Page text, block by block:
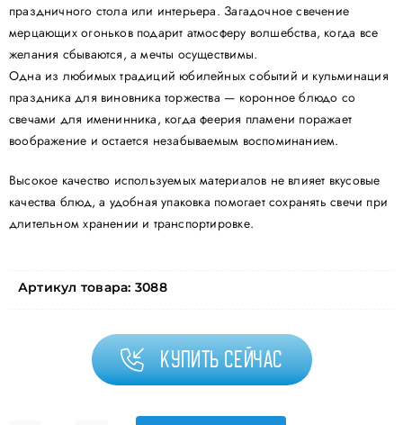
праздничного стола или интерьера. Загадочное свечение
мерцающих огоньков подарит атмосферу волшебства, когда все
желания сбываются, а мечты осуществимы.
Одна из любимых традиций юбилейных событий и кульминация
праздника для виновника торжества — коронное блюдо со
свечами для именинника, когда феерия пламени поражает
воображение и остается незабываемым воспоминанием.
Высокое качество используемых материалов не влияет вкусовые
качества блюд, а удобная упаковка помогает сохранять свечи при
длительном хранении и транспортировке.
Артикул товара: 3088
Купить сейчас